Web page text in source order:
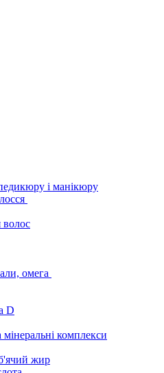
і манікюру
волос
омега
D
мінеральні комплекси
жир